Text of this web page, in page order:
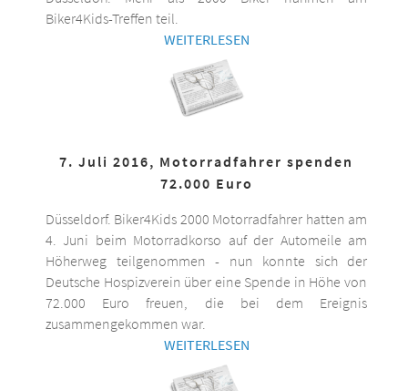
Biker4Kids-Treffen teil.
WEITERLESEN
7. Juli 2016, Motorradfahrer spenden
72.000 Euro
Düsseldorf. Biker4Kids 2000 Motorradfahrer hatten am
4. Juni beim Motorradkorso auf der Automeile am
Höherweg teilgenommen - nun konnte sich der
Deutsche Hospizverein über eine Spende in Höhe von
72.000 Euro freuen, die bei dem Ereignis
zusammengekommen war.
WEITERLESEN